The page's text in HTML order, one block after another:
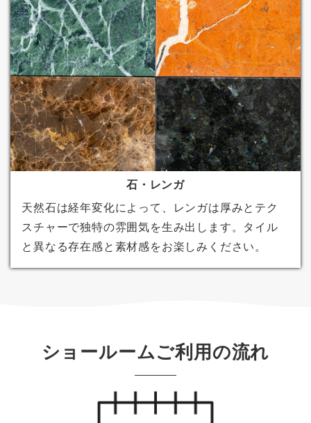
石・レンガ
天然石は経年変化によって、レンガは厚みとテク
スチャーで独特の雰囲気を生み出します。タイル
と異なる存在感と素材感をお楽しみください。
ショールームご利用の流れ